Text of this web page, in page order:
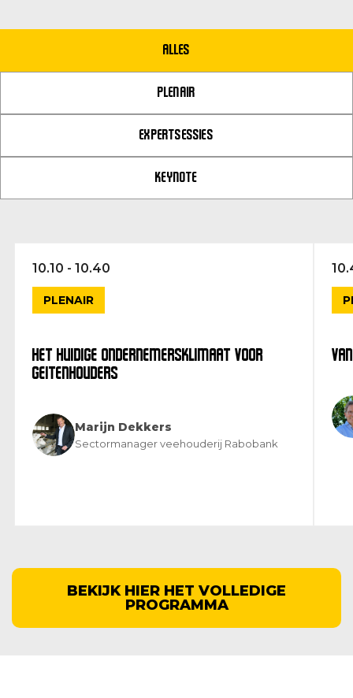
ALLES
PLENAIR
EXPERTSESSIES
KEYNOTE
10.10 - 10.40
PLENAIR
HET HUIDIGE ONDERNEMERSKLIMAAT VOOR
GEITENHOUDERS
Marijn Dekkers
Sectormanager veehouderij Rabobank
BEKIJK HIER HET VOLLEDIGE
PROGRAMMA